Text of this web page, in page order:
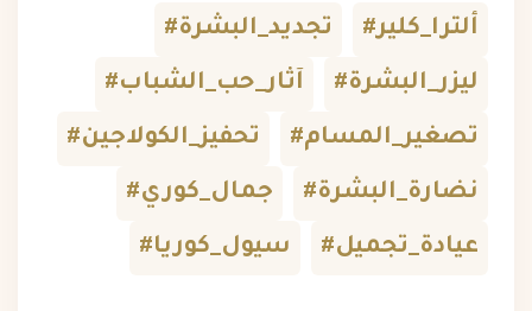
#ألترا_كلير #تجديد_البشرة
#ليزر_البشرة #آثار_حب_الشباب
#تصغير_المسام #تحفيز_الكولاجين
#نضارة_البشرة #جمال_كوري
#عيادة_تجميل #سيول_كوريا